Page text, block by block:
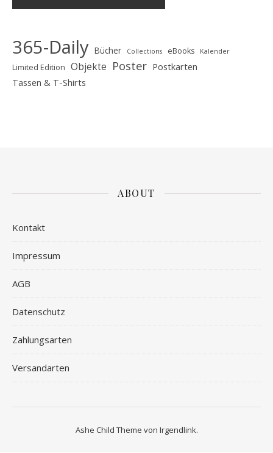
365-Daily Bücher Collections eBooks Kalender
Limited Edition Objekte Poster Postkarten
Tassen & T-Shirts
ABOUT
Kontakt
Impressum
AGB
Datenschutz
Zahlungsarten
Versandarten
Ashe Child Theme von Irgendlink.